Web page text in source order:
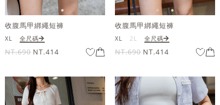
收腹馬甲綁繩短褲
XL 全尺碼
NT.690 NT.414
收腹馬甲綁繩短褲
XL 2L 全尺碼
NT.690 NT.414